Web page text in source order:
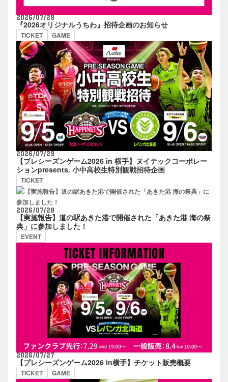
2026/07/29
『2026オリジナルうちわ』招待企画のお知らせ
TICKET GAME
2026/07/29
【プレシーズンゲーム2026 in 横手】ヌイテックコーポレー
ションpresents. 小中高校生特別観戦招待企画
TICKET
2026/07/28
【実施報告】道の駅あきた港で開催された「あきた港 海の祭
典」に参加しました！
EVENT
2026/07/27
【プレシーズンゲーム2026 in横手】チケット販売概要
TICKET GAME